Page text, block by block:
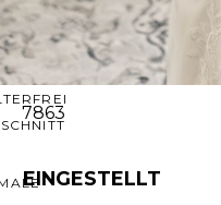
AUSSCHNITT
7863
EINGESTELLT